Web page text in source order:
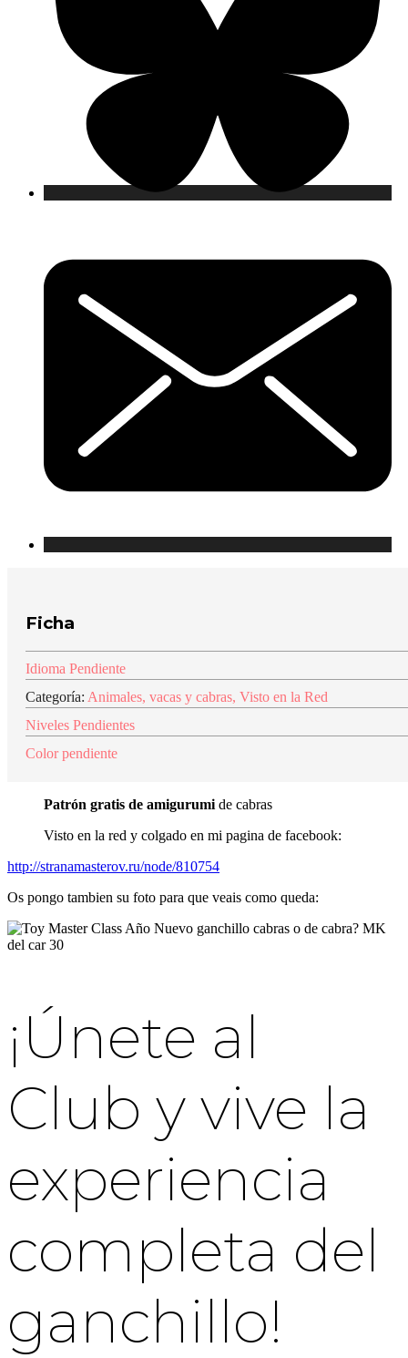
Ficha
Idioma Pendiente
Categoría: Animales, vacas y cabras, Visto en la Red
Niveles Pendientes
Color pendiente
Patrón gratis de amigurumi de cabras
Visto en la red y colgado en mi pagina de facebook:
http://stranamasterov.ru/node/810754
Os pongo tambien su foto para que veais como queda:
¡Únete al
Club y vive la
experiencia
completa del
ganchillo!